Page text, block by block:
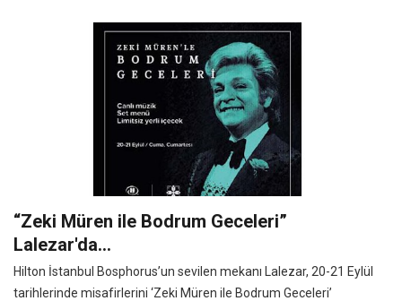
“Zeki Müren ile Bodrum Geceleri”
Lalezar'da...
Hilton İstanbul Bosphorus’un sevilen mekanı Lalezar, 20-21 Eylül
tarihlerinde misafirlerini ‘Zeki Müren ile Bodrum Geceleri’